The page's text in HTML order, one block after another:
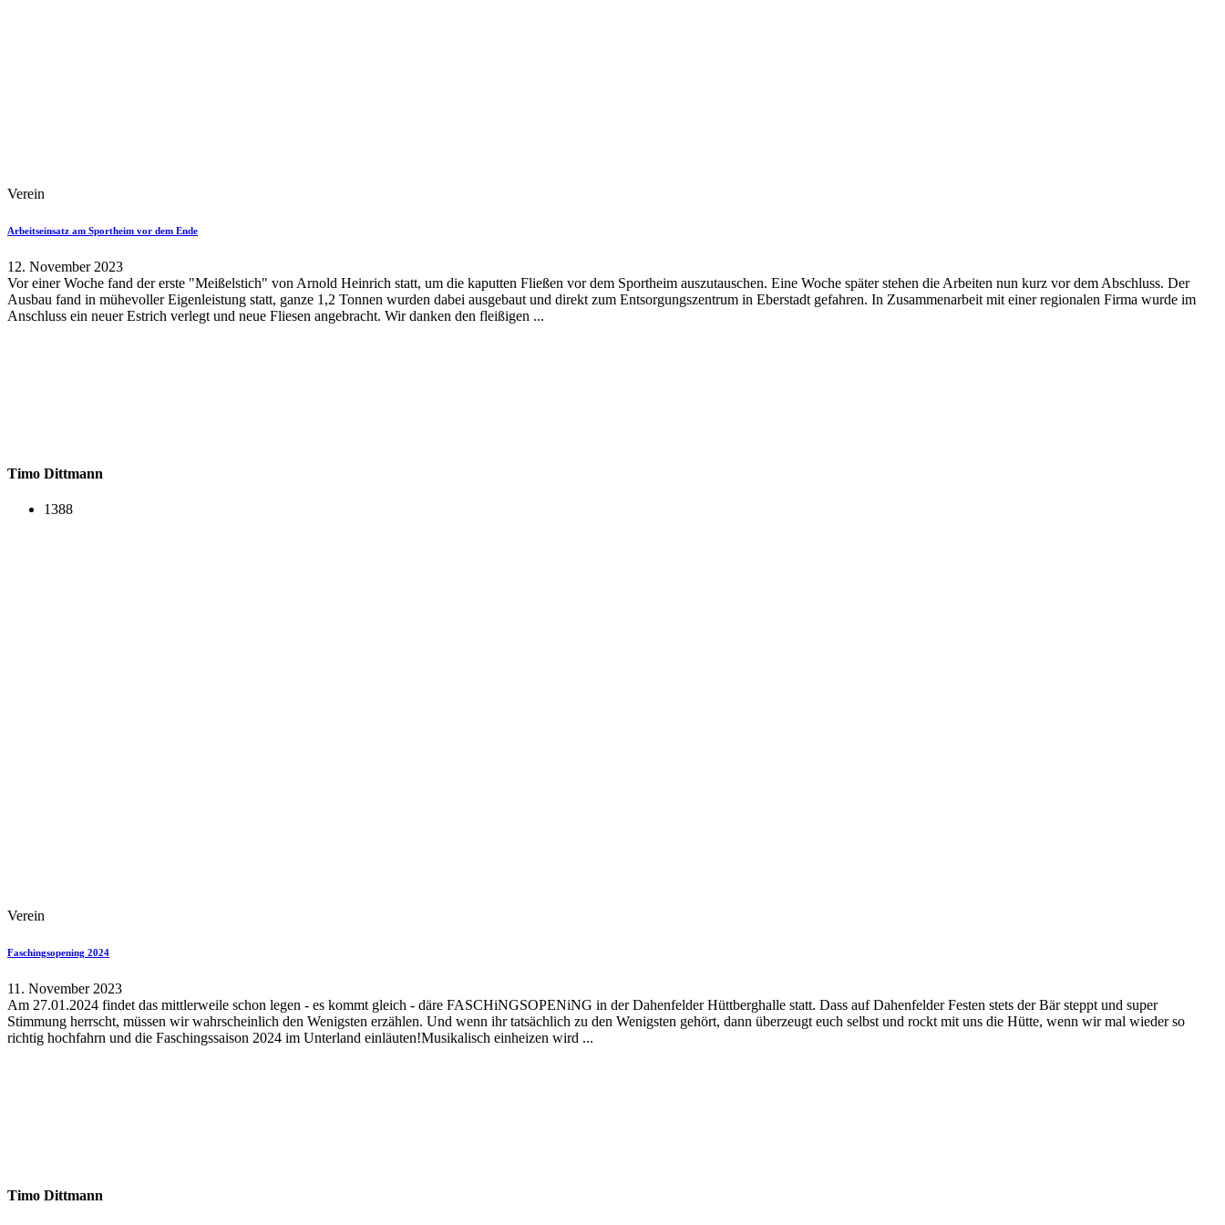
Verein
Arbeitseinsatz am Sportheim vor dem Ende
12. November 2023
Vor einer Woche fand der erste "Meißelstich" von Arnold Heinrich statt, um die kaputten Fließen vor dem Sportheim auszutauschen. Eine Woche später stehen die Arbeiten nun kurz vor dem Abschluss. Der
Ausbau fand in mühevoller Eigenleistung statt, ganze 1,2 Tonnen wurden dabei ausgebaut und direkt zum Entsorgungszentrum in Eberstadt gefahren. In Zusammenarbeit mit einer regionalen Firma wurde im
Anschluss ein neuer Estrich verlegt und neue Fliesen angebracht. Wir danken den fleißigen ...
Timo Dittmann
1388
Verein
Faschingsopening 2024
11. November 2023
Am 27.01.2024 findet das mittlerweile schon legen - es kommt gleich - däre FASCHiNGSOPENiNG in der Dahenfelder Hüttberghalle statt. Dass auf Dahenfelder Festen stets der Bär steppt und super
Stimmung herrscht, müssen wir wahrscheinlich den Wenigsten erzählen. Und wenn ihr tatsächlich zu den Wenigsten gehört, dann überzeugt euch selbst und rockt mit uns die Hütte, wenn wir mal wieder so
richtig hochfahrn und die Faschingssaison 2024 im Unterland einläuten!Musikalisch einheizen wird ...
Timo Dittmann